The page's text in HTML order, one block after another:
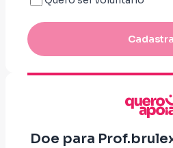
Doe para